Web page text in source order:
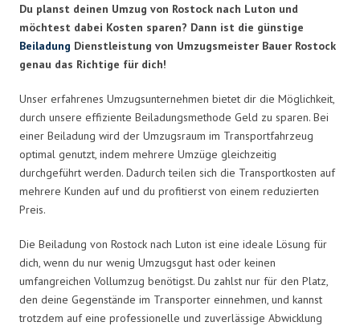
Du planst deinen Umzug von Rostock nach Luton und
möchtest dabei Kosten sparen? Dann ist die günstige
Beiladung Dienstleistung von Umzugsmeister Bauer Rostock
genau das Richtige für dich!
Unser erfahrenes Umzugsunternehmen bietet dir die Möglichkeit,
durch unsere effiziente Beiladungsmethode Geld zu sparen. Bei
einer Beiladung wird der Umzugsraum im Transportfahrzeug
optimal genutzt, indem mehrere Umzüge gleichzeitig
durchgeführt werden. Dadurch teilen sich die Transportkosten auf
mehrere Kunden auf und du profitierst von einem reduzierten
Preis.
Die Beiladung von Rostock nach Luton ist eine ideale Lösung für
dich, wenn du nur wenig Umzugsgut hast oder keinen
umfangreichen Vollumzug benötigst. Du zahlst nur für den Platz,
den deine Gegenstände im Transporter einnehmen, und kannst
trotzdem auf eine professionelle und zuverlässige Abwicklung